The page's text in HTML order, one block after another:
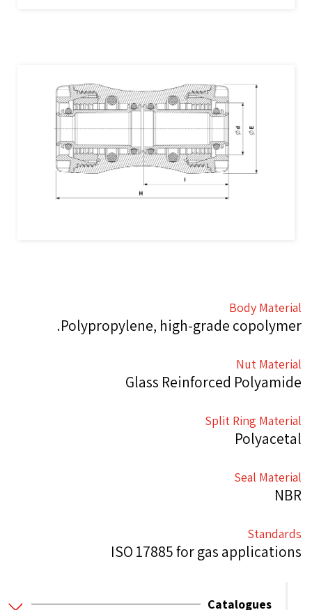
Body Material
Polypropylene, high-grade copolymer.
Nut Material
Glass Reinforced Polyamide
Split Ring Material
Polyacetal
Seal Material
NBR
Standards
ISO 17885 for gas applications
Catalogues